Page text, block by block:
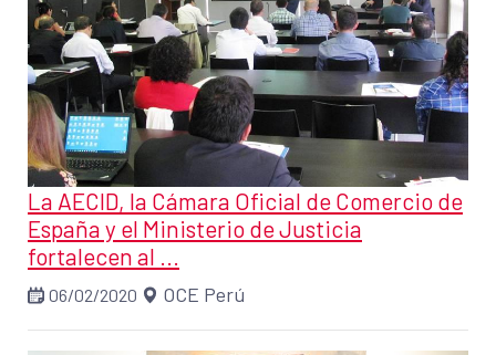
La AECID, la Cámara Oficial de Comercio de
España y el Ministerio de Justicia
fortalecen al ...
06/02/2020 OCE Perú